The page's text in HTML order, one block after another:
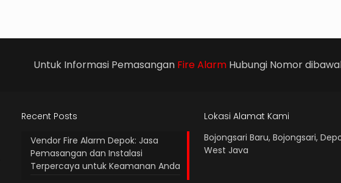
Untuk Informasi Pemasangan Fire Alarm Hubungi Nomor
Recent Posts
Vendor Fire Alarm Depok: Jasa
Pemasangan dan Instalasi
Terpercaya untuk Keamanan Anda
Lokasi Alamat Kami
Bojongsari Baru, Bojongsari,
West Java